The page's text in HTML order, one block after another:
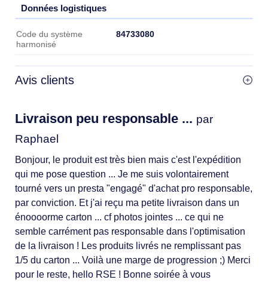
Données logistiques
Données logistiques
Code du système
harmonisé
84733080
Avis clients
Livraison peu responsable ... par
Raphael
Bonjour, le produit est très bien mais c'est l'expédition
qui me pose question ... Je me suis volontairement
tourné vers un presta "engagé" d'achat pro responsable,
par conviction. Et j'ai reçu ma petite livraison dans un
énoooorme carton ... cf photos jointes ... ce qui ne
semble carrément pas responsable dans l'optimisation
de la livraison ! Les produits livrés ne remplissant pas
1/5 du carton ... Voilà une marge de progression ;) Merci
pour le reste, hello RSE ! Bonne soirée à vous